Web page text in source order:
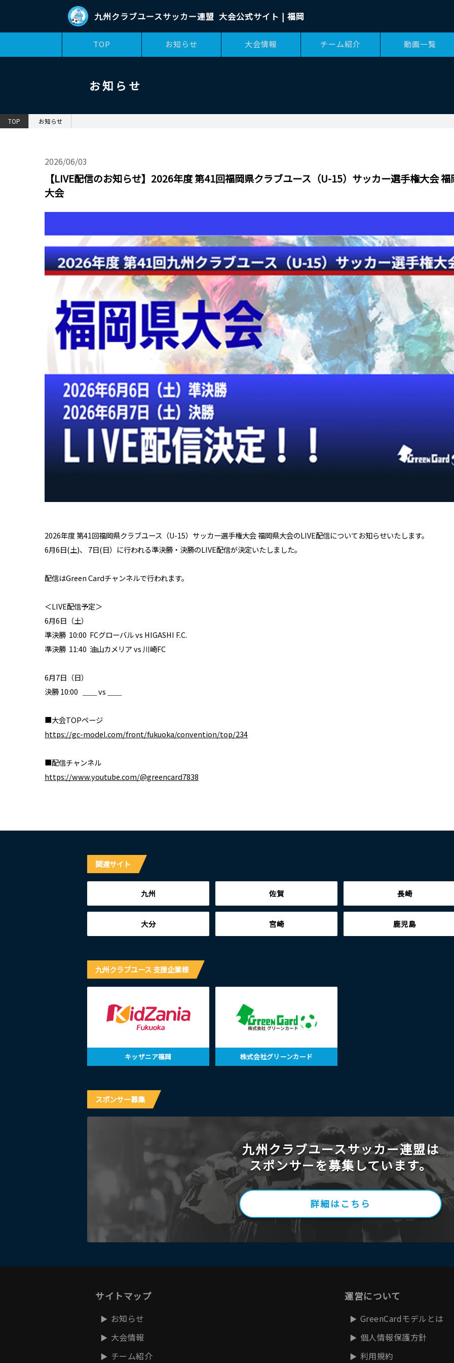
九州クラブユースサッカー連盟 大会公式サイト | 福岡
TOP お知らせ 大会情報 チーム紹介 動画一覧
お知らせ
TOP お知らせ
2026/06/03
【LIVE配信のお知らせ】2026年度 第41回福岡県クラブユース（U-15）サッカー選手権大会 福
大会
2026年度 第41回福岡県クラブユース（U-15）サッカー選手権大会 福岡県大会のLIVE配信についてお知らせいたします。
6月6日(土)、 7日(日）に行われる準決勝・決勝のLIVE配信が決定いたしました。
​​配信はGreen Cardチャンネルで行われます。
＜LIVE配信予定＞
6月6日（土）
準決勝 10:00 FCグローバル vs HIGASHI F.C.
準決勝 11:40 油山カメリア vs 川崎FC
6月7日（日）
決勝 10:00 ＿＿ vs ＿＿
■大会TOPページ
https://gc-model.com/front/fukuoka/convention/top/234
■配信チャンネル
https://www.youtube.com/@greencard7838
関連サイト
九州 佐賀 長崎
大分 宮崎 鹿児島
九州クラブユース 支援企業様
キッザニア福岡 株式会社グリーンカード
スポンサー募集
九州クラブユースサッカー連盟は
スポンサーを募集しています。
詳細はこちら
サイトマップ
お知らせ
大会情報
チーム紹介
運営について
GreenCardモデルとは
個人情報保護方針
利用規約